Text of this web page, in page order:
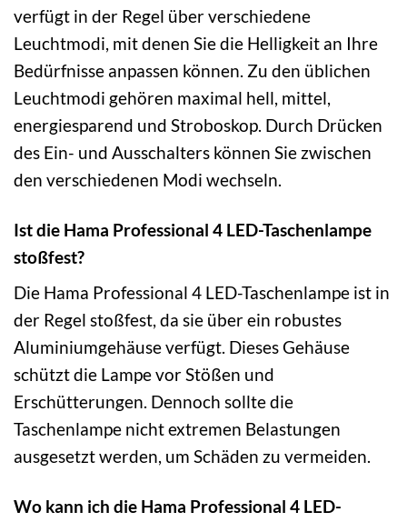
verfügt in der Regel über verschiedene
Leuchtmodi, mit denen Sie die Helligkeit an Ihre
Bedürfnisse anpassen können. Zu den üblichen
Leuchtmodi gehören maximal hell, mittel,
energiesparend und Stroboskop. Durch Drücken
des Ein- und Ausschalters können Sie zwischen
den verschiedenen Modi wechseln.
Ist die Hama Professional 4 LED-Taschenlampe
stoßfest?
Die Hama Professional 4 LED-Taschenlampe ist in
der Regel stoßfest, da sie über ein robustes
Aluminiumgehäuse verfügt. Dieses Gehäuse
schützt die Lampe vor Stößen und
Erschütterungen. Dennoch sollte die
Taschenlampe nicht extremen Belastungen
ausgesetzt werden, um Schäden zu vermeiden.
Wo kann ich die Hama Professional 4 LED-